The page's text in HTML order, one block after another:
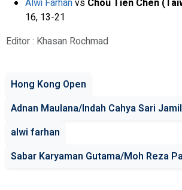
Alwi Farhanvs Chou Tien Chen
16, 13-21
Editor : Khasan Rochmad
Hong Kong Open
Adnan Maulana/Indah Cahya Sari Jamil
alwi farhan
Sabar Karyaman Gutama/Moh Reza